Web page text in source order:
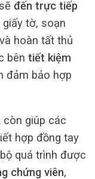
đến trực tiếp
tờ, soạn
hoàn tất thủ
bên tiết kiệm
đảm bảo hợp
còn giúp các
hợp đồng tay
quá trình được
chứng viên,